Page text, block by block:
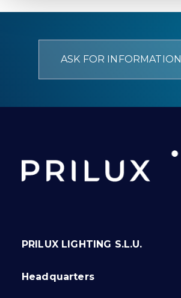
ASK FOR INFORMATION
PRILUX LIGHTING S.L.U.
Headquarters